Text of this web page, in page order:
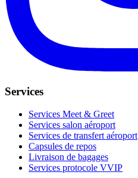
Services
Services Meet & Greet
Services salon aéroport
Services de transfert aéroport
Capsules de repos
Livraison de bagages
Services protocole VVIP